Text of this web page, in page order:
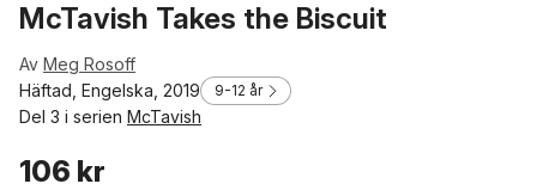
McTavish Takes the Biscuit
Av Meg Rosoff
Häftad, Engelska, 2019
9-12 år
Del 3 i serien McTavish
106 kr